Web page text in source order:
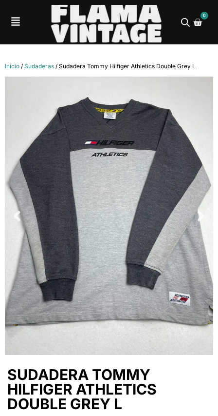
0
Inicio / Sudaderas / Sudadera Tommy Hilfiger Athletics Double Grey L
SUDADERA TOMMY
HILFIGER ATHLETICS
DOUBLE GREY L